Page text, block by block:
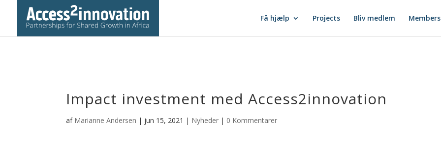
Få hjælp Projects Bliv medlem Members
Impact investment med Access2innovation
af Marianne Andersen | jun 15, 2021 | Nyheder | 0 Kommentarer